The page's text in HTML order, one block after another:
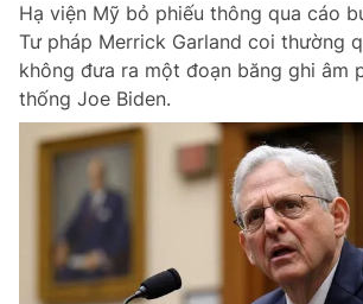
Chuyên mục khác
Chào ngày mới
Tin thị trường Tin 360
Video
Tin đã lưu
Tin đã xem
Đăng xuất
Hạ viện Mỹ bỏ phiếu thông qua cáo
Tư pháp Merrick Garland coi thường
không đưa ra một đoạn băng ghi âm
thống Joe Biden.